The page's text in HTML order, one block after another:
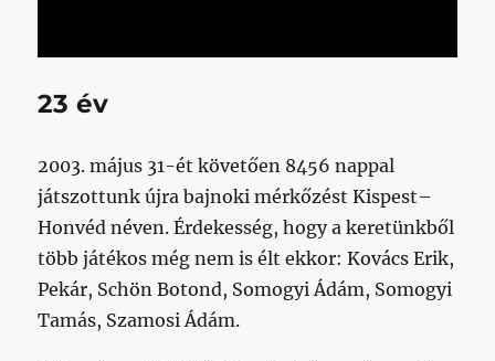
23 év
2003. május 31-ét követően 8456 nappal
játszottunk újra bajnoki mérkőzést Kispest–
Honvéd néven. Érdekesség, hogy a keretünkből
több játékos még nem is élt ekkor: Kovács Erik,
Pekár, Schön Botond, Somogyi Ádám, Somogyi
Tamás, Szamosi Ádám.